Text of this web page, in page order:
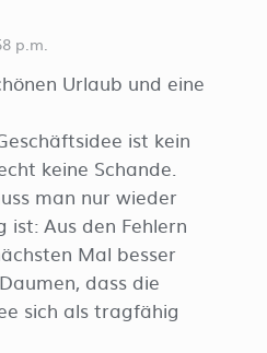
p.m.
Urlaub und eine
ist kein
keine Schande.
man nur wieder
ist: Aus den Fehlern
Mal besser
dass die
sich als tragfähig